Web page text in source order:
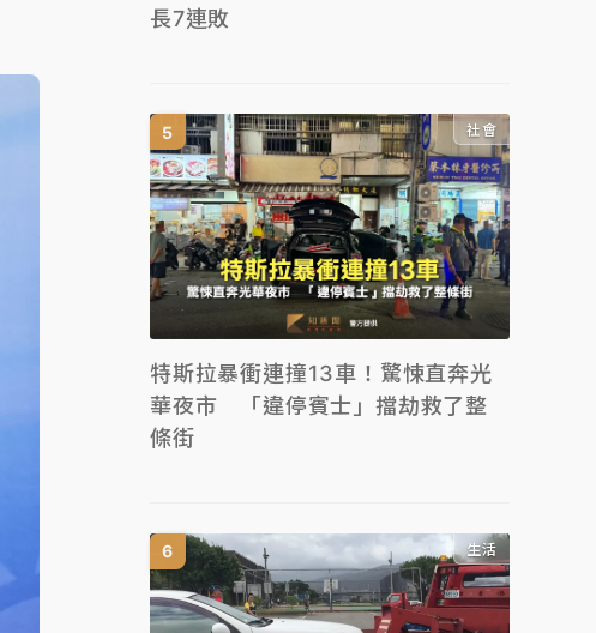
長7連敗
社會
特斯拉暴衝連撞13車！驚悚直奔光
華夜市 「違停賓士」擋劫救了整
條街
生活